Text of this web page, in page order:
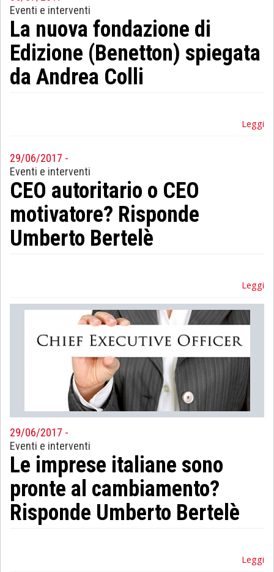
Eventi e interventi
La nuova fondazione di
Edizione (Benetton) spiegata
da Andrea Colli
Leggi
29/06/2017 -
Eventi e interventi
CEO autoritario o CEO
motivatore? Risponde
Umberto Bertelè
Leggi
29/06/2017 -
Eventi e interventi
Le imprese italiane sono
pronte al cambiamento?
Risponde Umberto Bertelè
Leggi